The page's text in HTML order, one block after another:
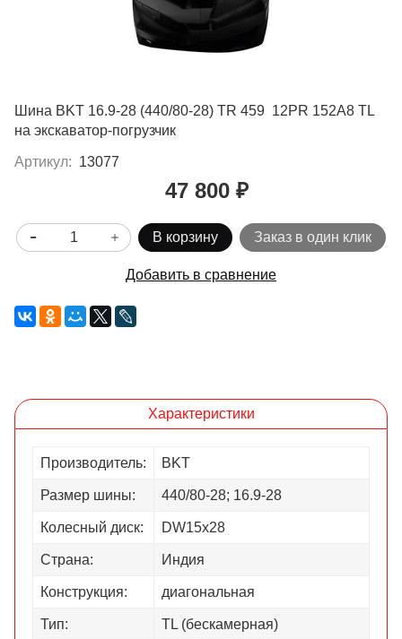
Шина BKT 16.9-28 (440/80-28) TR 459 12PR 152A8 TL
на экскаватор-погрузчик
Артикул: 13077
47 800 ₽
В корзину Заказ в один клик
Добавить в сравнение
Характеристики
Производитель: BKT
Размер шины: 440/80-28; 16.9-28
Колесный диск: DW15x28
Страна: Индия
Конструкция: диагональная
Тип: TL (бескамерная)